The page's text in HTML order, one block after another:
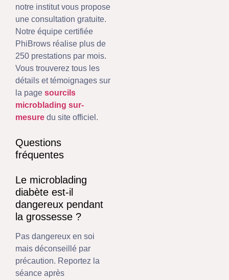
notre institut vous propose
une consultation gratuite.
Notre équipe certifiée
PhiBrows réalise plus de
250 prestations par mois.
Vous trouverez tous les
détails et témoignages sur
la page sourcils
microblading sur-
mesure du site officiel.
Questions
fréquentes
Le microblading
diabète est-il
dangereux pendant
la grossesse ?
Pas dangereux en soi
mais déconseillé par
précaution. Reportez la
séance après